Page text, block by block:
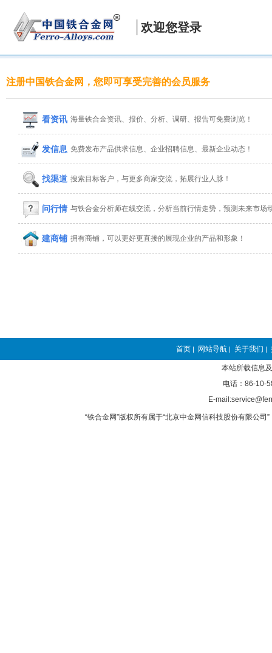
欢迎您登录
注册中国铁合金网，您即可享受完善的会员服务
看资讯 海量铁合金资讯、报价、分析、调研、报告可免费浏览！
发信息 免费发布产品供求信息、企业招聘信息、最新企业动态！
找渠道 搜索目标客户，与更多商家交流，拓展行业人脉！
问行情 与铁合金分析师在线交流，分析当前行情走势，预测未来市场
建商铺 拥有商铺，可以更好更直接的展现企业的产品和形象！
首页 | 网站导航 | 关于我们 |
本站所载信息
电话：86-10-
E-
“铁合金网”版权所有属于“北京中金网信科技股份有限公司